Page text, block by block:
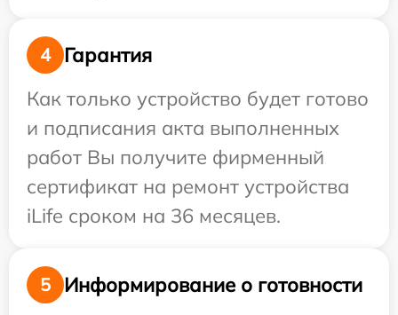
4
Гарантия
Как только устройство будет готово
и подписания акта выполненных
работ Вы получите фирменный
сертификат на ремонт устройства
iLife сроком на 36 месяцев.
5
Информирование о готовности